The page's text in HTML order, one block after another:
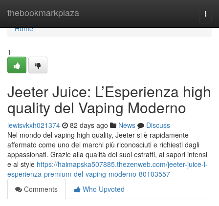
thebookmarkplaza
Home
Home
1
Jeeter Juice: L’Esperienza high
quality del Vaping Moderno
lewisvkxh021374 82 days ago News
Discuss
Nel mondo del vaping high quality, Jeeter si è rapidamente
affermato come uno dei marchi più riconosciuti e richiesti dagli
appassionati. Grazie alla qualità dei suoi estratti, ai sapori intensi
e al style https://haimapska507885.thezenweb.com/jeeter-juice-l-
esperienza-premium-del-vaping-moderno-80103557
Comments
Who Upvoted